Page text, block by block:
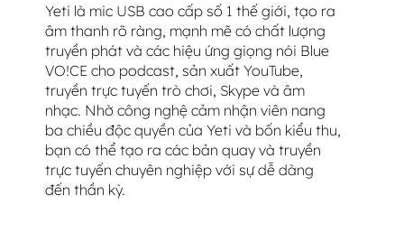
Yeti là mic USB cao cấp số 1 thế giới, tạo ra
âm thanh rõ ràng, mạnh mẽ có chất lượng
truyền phát và các hiệu ứng giọng nói Blue
VO!CE cho podcast, sản xuất YouTube,
truyền trực tuyến trò chơi, Skype và âm
nhạc. Nhờ công nghệ cảm nhận viên nang
ba chiều độc quyền của Yeti và bốn kiểu thu,
bạn có thể tạo ra các bản quay và truyền
trực tuyến chuyên nghiệp với sự dễ dàng
đến thần kỳ.